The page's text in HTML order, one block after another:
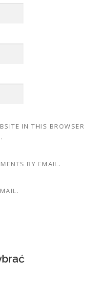
IN THIS BROWSER
BY EMAIL.